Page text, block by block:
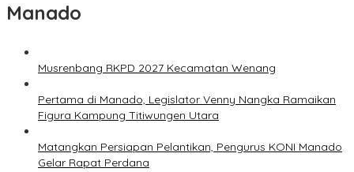
Manado
Musrenbang RKPD 2027 Kecamatan Wenang
Pertama di Manado, Legislator Venny Nangka Ramaikan
Figura Kampung Titiwungen Utara
Matangkan Persiapan Pelantikan, Pengurus KONI Manado
Gelar Rapat Perdana